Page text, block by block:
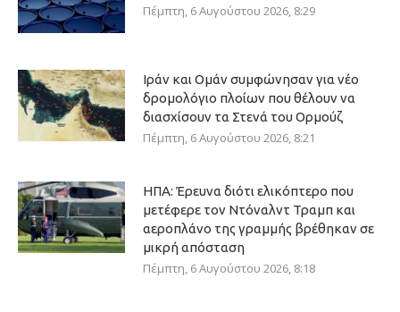
Πέμπτη, 6 Αυγούστου 2026, 8:29
Ιράν και Ομάν συμφώνησαν για νέο
δρομολόγιο πλοίων που θέλουν να
διασχίσουν τα Στενά του Ορμούζ
Πέμπτη, 6 Αυγούστου 2026, 8:21
ΗΠΑ: Έρευνα διότι ελικόπτερο που
μετέφερε τον Ντόναλντ Τραμπ και
αεροπλάνο της γραμμής βρέθηκαν σε
μικρή απόσταση
Πέμπτη, 6 Αυγούστου 2026, 8:18